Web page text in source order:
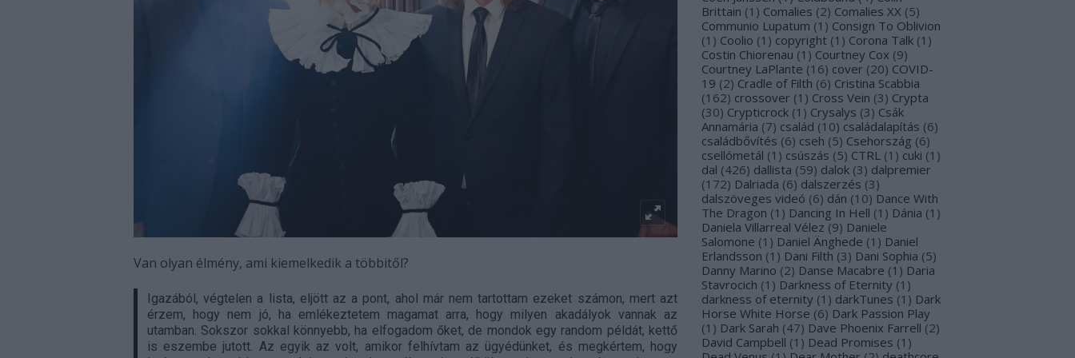
Van olyan élmény, ami kiemelkedik a többitől?
Igazából, végtelen a lista, eljött az a pont, ahol már nem tartottam ezeket számon, mert azt
érzem, hogy nem jó, ha emlékeztetem magamat arra, hogy milyen akadályok vannak az
utamban. Sokszor sokkal könnyebb, ha elfogadom őket, de mondok egy random példát, kettő
is eszembe jutott. Az egyik az volt, amikor felhívtam az ügyédünket, és megkértem, hogy
Brittain (1 ) Comalies (2) Comalies XX (5)
Communio Lupatum (1 ) Consign To Oblivion
(1 ) Coolio (1 ) copyright (1 ) Corona Talk (1 )
Costin Chiorenau (1 ) Courtney Cox (9)
Courtney LaPlante (16) cover (20) COVID-
19 (2) Cradle of Filth (6) Cristina Scabbia
(162) crossover (1 ) Cross Vein (3) Crypta
(30) Crypticrock (1 ) Crysalys (3) Csák
Annamária (7) család (10) családalapítás (6)
családbővítés (6) cseh (5) Csehország (6)
csellómetál (1 ) csúszás (5) CTRL (1 ) cuki (1 )
dal (426) dallista (59) dalok (3) dalpremier
(172) Dalriada (6) dalszerzés (3)
dalszöveges videó (6) dán (10) Dance With
The Dragon (1 ) Dancing In Hell (1 ) Dánia (1 )
Daniela Villarreal Vélez (9) Daniele
Salomone (1 ) Daniel Änghede (1 ) Daniel
Erlandsson (1 ) Dani Filth (3) Dani Sophia (5)
Danny Marino (2) Danse Macabre (1 ) Daria
Stavrocich (1 ) Darkness of Eternity (1 )
darkness of eternity (1 ) darkTunes (1 ) Dark
Horse White Horse (6) Dark Passion Play
(1 ) Dark Sarah (47) Dave Phoenix Farrell (2)
David Campbell (1 ) Dead Promises (1 )